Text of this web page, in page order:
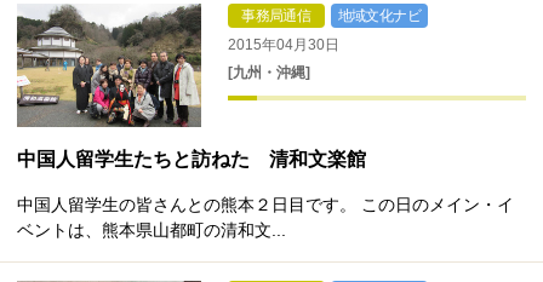
事務局通信
地域文化ナビ
2015年04月30日
[九州・沖縄]
中国人留学生たちと訪ねた 清和文楽館
中国人留学生の皆さんとの熊本２日目です。 この日のメイン・イ
ベントは、熊本県山都町の清和文...